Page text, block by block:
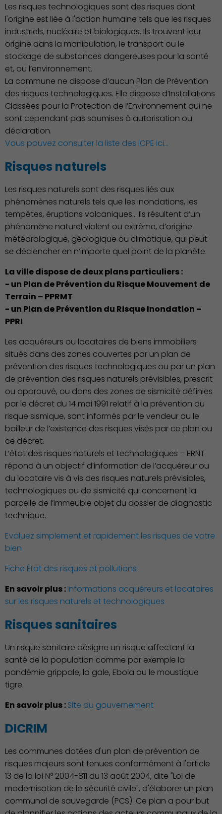
Famille
Action Sociale Solidarité
vie
Culture
Emploi
Associations et Sports
Les risques technologiques sont des risques dont
l'origine est liée à l'action humaine tels que les risques
industriels, nucléaire et biologiques. Ils trouvent leur
origine dans la manipulation, le transport ou le
stockage de substances dangereuses pour la santé
et, ou l’environnement.
La commune ne dispose d’aucun Plan de Prévention
des risques technologiques. Elle dispose d’Installations
Classées pour la Protection de l’Environnement qui ne
sont cependant pas soumises à autorisation ou
déclaration.
Vous pouvez consulter la liste des ICPE ici...
Risques naturels
Les risques naturels sont des risques liés aux
phénomènes naturels tels que les inondations, les
tempêtes, éruptions volcaniques... Ils résultent d’un
phénomène naturel violent ou extrême, d’origine
météorologique, géologique ou climatique, qui peut
se déclencher en n’importe quel point de la planète.
La ville dispose de deux plans particuliers :
- un Plan de Prévention du Risque Mouvement de
Terrain – PPRMT
- un Plan de Prévention du Risque Inondation –
PPRI
Les acquéreurs ou locataires de biens immobiliers
situés dans des zones couvertes par un plan de
prévention des risques technologiques ou par un plan
de prévention des risques naturels prévisibles, prescrit
ou approuvé, ou dans des zones de sismicité définies
par le décret du 14 mai 1991 relatif à la prévention du
risque sismique, sont informés par le vendeur ou le
bailleur de l’existence des risques visés par ce plan ou
ce décret.
L’état des risques naturels et technologiques – ERNT
répond à un objectif d’information de l’acquéreur ou
du locataire vis à vis des risques naturels prévisibles,
technologiques ou de sismicité qui concernent la
parcelle de l’immeuble objet du dossier de diagnostic
technique.
Evaluez simplement et rapidement les risques de votre
bien
Fiche État des risques et pollutions
En savoir plus :Informations acquéreurs et locataires
sur les risques naturels et technologiques
Risques sanitaires
Un risque sanitaire désigne un risque affectant la
santé de la population comme par exemple la
pandémie grippale, la gale, Ebola ou le moustique
tigre.
En savoir plus :Site du gouvernement
DICRIM
Les communes dotées d'un plan de prévention de
risques majeurs sont tenues conformément à l'article
13 de la loi N° 2004-811 du 13 août 2004, dite "Loi de
modernisation de la sécurité civile", d'élaborer un plan
communal de sauvegarde (PCS). Ce plan a pour but